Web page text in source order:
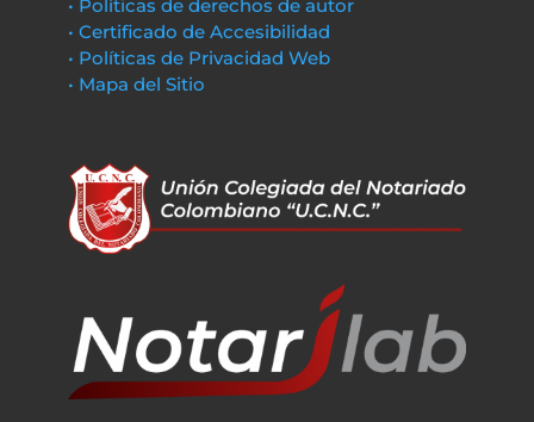
• Políticas de derechos de autor
• Certificado de Accesibilidad
• Políticas de Privacidad Web
• Mapa del Sitio